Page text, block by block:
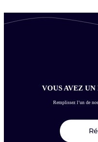
VOUS AVEZ
Remplissez l’un de